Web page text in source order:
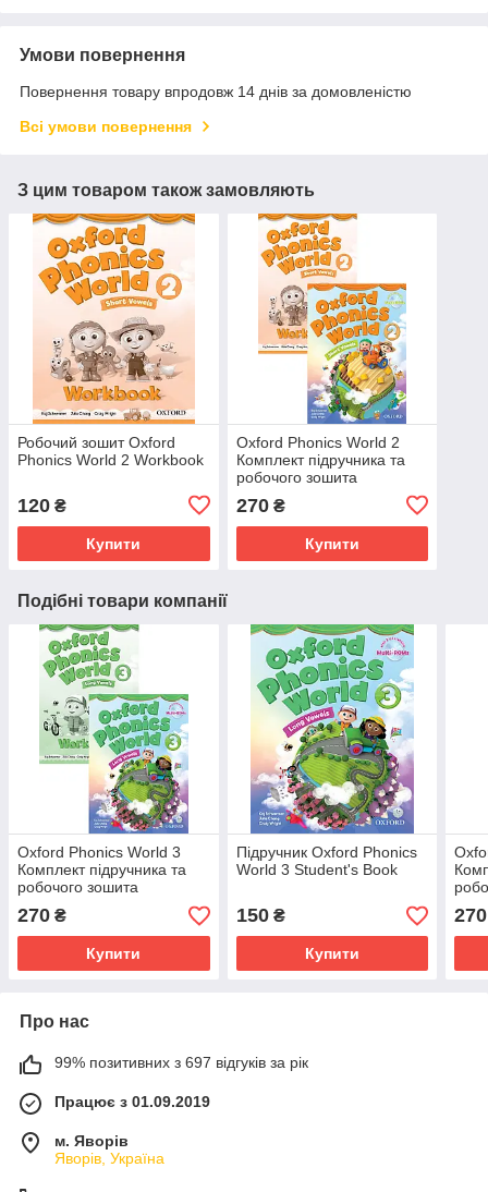
Умови повернення
Повернення товару впродовж 14 днів за домовленістю
Всі умови повернення
З цим товаром також замовляють
Робочий зошит Oxford
Phonics World 2 Workbook
120 ₴
Купити
Oxford Phonics World 2
Комплект підручника та
робочого зошита
270₴
Купити
Подібні товари компанії
Oxford Phonics World 3
Комплект підручника та
робочого зошита
270 ₴
Купити
Підручник Oxford Phonics
World 3 Student's Book
150₴
Купити
270
Про нас
99% позитивних з 697 відгуків за рік
Працює з 01.09.2019
м. Яворів
Яворів, Україна